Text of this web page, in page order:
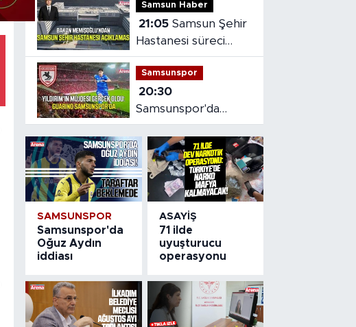
Samsun Haber
21:05 Samsun Şehir
Hastanesi süreci
masaya yatırıldı
Samsunspor
20:30
Samsunspor'da
Gabriele dönemi
başladı
SAMSUNSPOR
Samsunspor'da
Oğuz Aydın
iddiası
ASAYIŞ
71 ilde
uyuşturucu
operasyonu